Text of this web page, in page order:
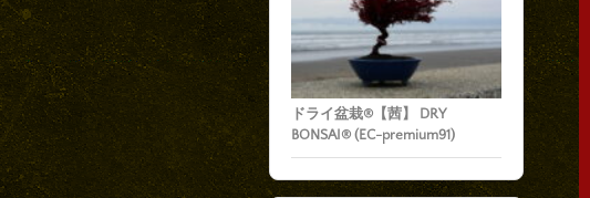
ドライ盆栽®【茜】 DRY
BONSAI® (EC-premium91)